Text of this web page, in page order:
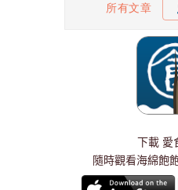
下載 愛
隨時觀看海綿飽